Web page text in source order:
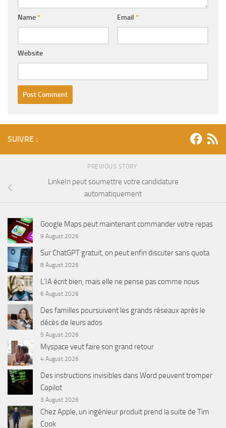
Name* Email *
Website
SUIVRE :
PREVIOUS STORY
LinkeIn peut soumettre votre candidature
automatiquement
Google Maps peut maintenant commander votre repas
9 August 2026
Sur ChatGPT gratuit, on peut enfin discuter sans quota
8 August 2026
L’IA écrit bien, mais elle ne pense pas comme nous
6 August 2026
Des familles poursuivent les grands réseaux après le
décès de leurs ados
5 August 2026
Myspace veut faire son grand retour
4 August 2026
Des instructions invisibles dans Word peuvent tromper
Copilot
3 August 2026
Chez Apple, un ingénieur produit prend la suite de Tim
Cook